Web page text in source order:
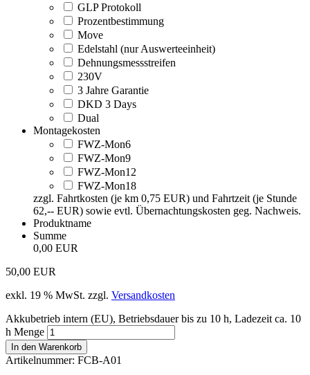
GLP Protokoll
Prozentbestimmung
Move
Edelstahl (nur Auswerteeinheit)
Dehnungsmessstreifen
230V
3 Jahre Garantie
DKD 3 Days
Dual
Montagekosten
FWZ-Mon6
FWZ-Mon9
FWZ-Mon12
FWZ-Mon18
zzgl. Fahrtkosten (je km 0,75 EUR) und Fahrtzeit (je Stunde
62,-- EUR) sowie evtl. Übernachtungskosten geg. Nachweis.
Produktname
Summe
0,00 EUR
50,00 EUR
exkl. 19 % MwSt. zzgl. Versandkosten
Akkubetrieb intern (EU), Betriebsdauer bis zu 10 h, Ladezeit ca. 10
h Menge
In den Warenkorb
Artikelnummer: FCB-A01